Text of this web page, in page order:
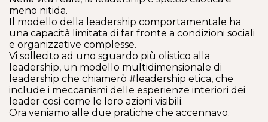
meno nitida.
Il modello della leadership comportamentale ha
una capacità limitata di far fronte a condizioni sociali
e organizzative complesse.
Vi sollecito ad uno sguardo più olistico alla
leadership, un modello multidimensionale di
leadership che chiamerò #leadership etica, che
include i meccanismi delle esperienze interiori dei
leader così come le loro azioni visibili.
Ora veniamo alle due pratiche che accennavo.